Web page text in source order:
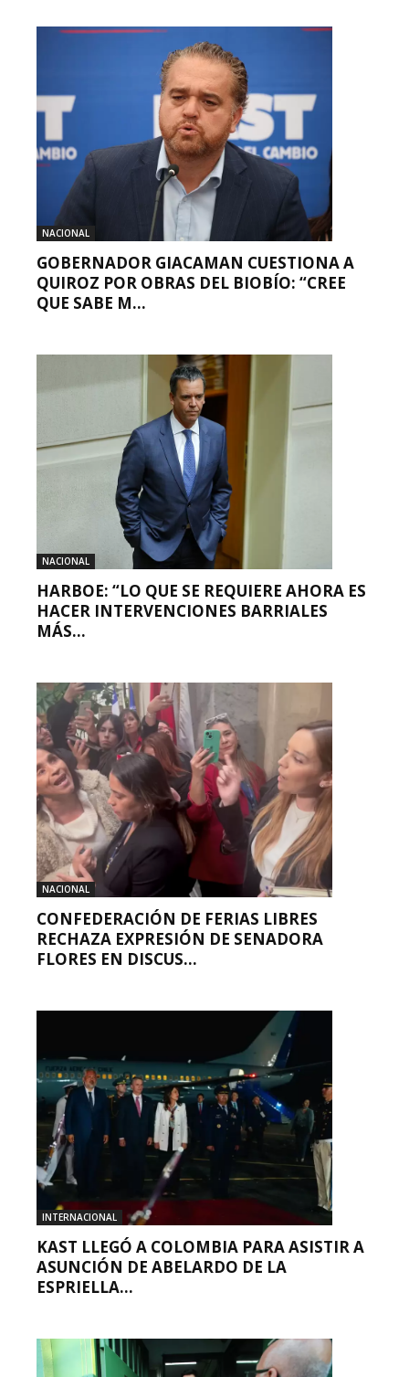
NACIONAL
GOBERNADOR GIACAMAN CUESTIONA A
QUIROZ POR OBRAS DEL BIOBÍO: “CREE
QUE SABE M...
NACIONAL
HARBOE: “LO QUE SE REQUIERE AHORA ES
HACER INTERVENCIONES BARRIALES
MÁS...
NACIONAL
CONFEDERACIÓN DE FERIAS LIBRES
RECHAZA EXPRESIÓN DE SENADORA
FLORES EN DISCUS...
INTERNACIONAL
KAST LLEGÓ A COLOMBIA PARA ASISTIR A
ASUNCIÓN DE ABELARDO DE LA
ESPRIELLA...